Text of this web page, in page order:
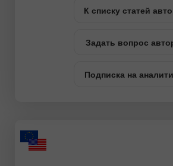
К списку статей
Задать вопрос
Подписка на